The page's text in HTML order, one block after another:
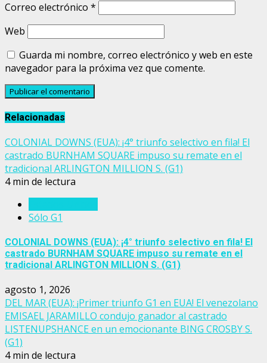
Correo electrónico *
Web
Guarda mi nombre, correo electrónico y web en este
navegador para la próxima vez que comente.
Relacionadas
COLONIAL DOWNS (EUA): ¡4° triunfo selectivo en fila! El
castrado BURNHAM SQUARE impuso su remate en el
tradicional ARLINGTON MILLION S. (G1)
4 min de lectura
Sólo G1
COLONIAL DOWNS (EUA): ¡4° triunfo selectivo en fila! El
castrado BURNHAM SQUARE impuso su remate en el
tradicional ARLINGTON MILLION S. (G1)
agosto 1, 2026
DEL MAR (EUA): ¡Primer triunfo G1 en EUA! El venezolano
EMISAEL JARAMILLO condujo ganador al castrado
LISTENUPSHANCE en un emocionante BING CROSBY S.
(G1)
4 min de lectura